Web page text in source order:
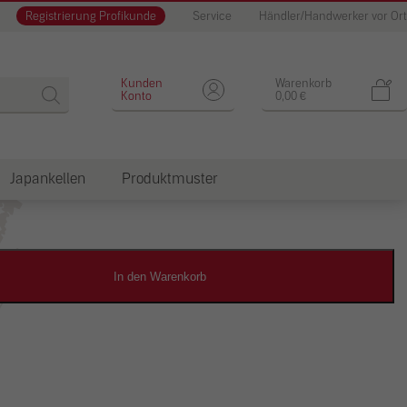
Registrierung Profikunde Service Händler/Handwerker vor Ort
Warenkorb
0,00 €
Kunden
Konto
Japankellen Produktmuster
Designputz
In den Warenkorb